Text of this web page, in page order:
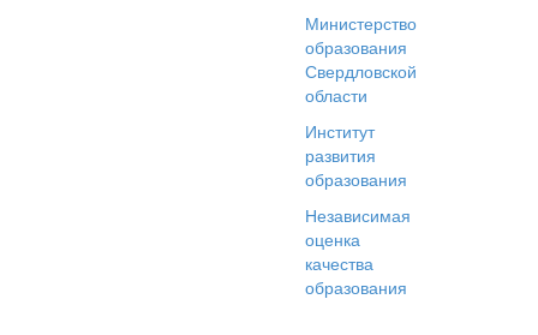
Министерство
образования
Свердловской
области
Институт
развития
образования
Независимая
оценка
качества
образования